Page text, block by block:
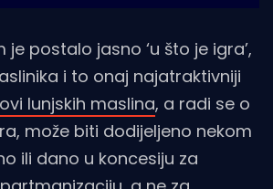
postalo jasno ‘u što je igra’,
i to onaj najatraktivniji
lunjskih maslina, a radi se o
može biti dodijeljeno nekom
ili dano u koncesiju za